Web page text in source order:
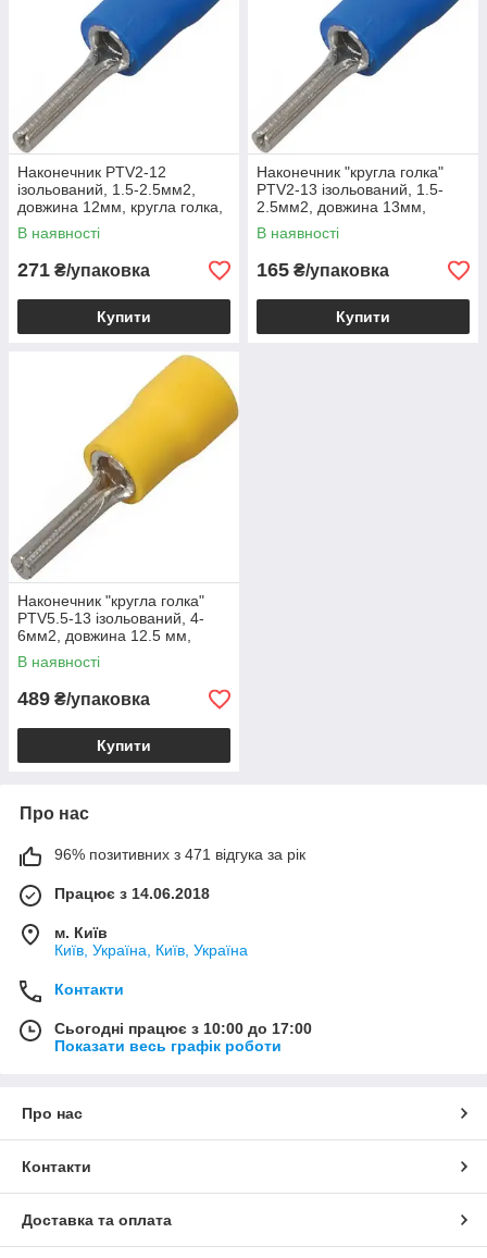
Наконечник PTV2-12
ізольований, 1.5-2.5мм2,
довжина 12мм, кругла голка,
синій, 1уп-100шт, 500617
В наявності
271 ₴/упаковка
Купити
Наконечник "кругла голка"
PTV2-13 ізольований, 1.5-
2.5мм2, довжина 13мм,
синій, 100шт
В наявності
165 ₴/упаковка
Купити
Наконечник "кругла голка"
PTV5.5-13 ізольований, 4-
6мм2, довжина 12.5 мм,
жовтий, 100шт, 500620
В наявності
489 ₴/упаковка
Купити
Про нас
96% позитивних з 471 відгука за рік
Працює з 14.06.2018
м. Київ
Київ, Україна, Київ, Україна
Контакти
Сьогодні працює з 10:00 до 17:00
Показати весь графік роботи
Про нас
Контакти
Доставка та оплата